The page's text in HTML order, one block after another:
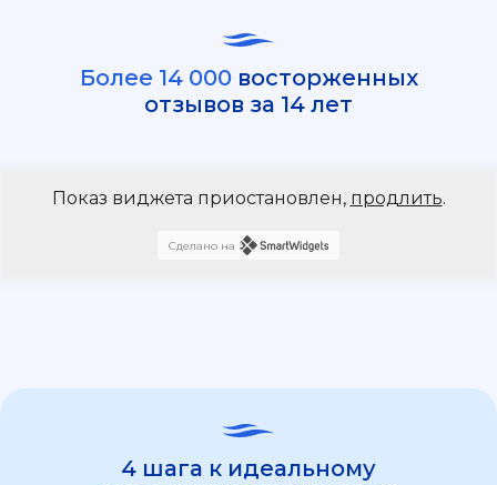
Более 14 000восторженных
отзывов за 14 лет
Показ виджета приостановлен, продлить.
Сделано на
4 шага к идеальному